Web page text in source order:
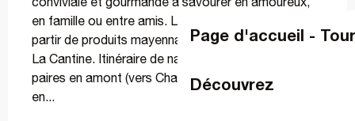
Page d'accueil -
Découvrez
en famille ou entre amis. Le menu est concocté à
partir de produits mayennais par L’Atelier Traiteur by
La Cantine. Itinéraire de navigation : semaines
paires en amont (vers Changé), semaines impaires
en...